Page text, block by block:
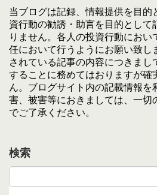
当ブログは記録、情報提供を目的
資行動の勧誘・助言を目的として
りません。各人の投資行動にお
任において行うようにお願い致し
されている記事の内容につきまし
することに務めてはおりますが確
ん。ブログサイト内の記載情報を
害、被害等におきましては、一切
でご了承ください。
検索